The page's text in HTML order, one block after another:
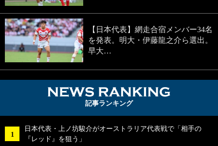
【日本代表】網走合宿メンバー34名
を発表。明大・伊藤龍之介ら選出。
早大…
記事ランキング
日本代表・上ノ坊駿介がオーストラリア代表戦で「相手の
『レッド』を狙う」